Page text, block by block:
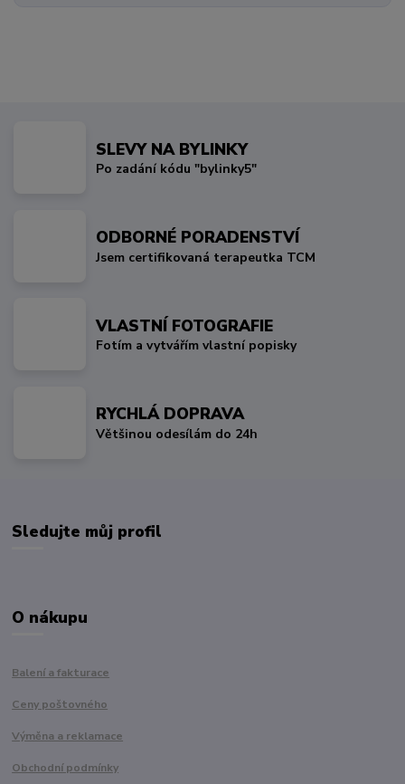
SLEVY NA BYLINKY
Po zadání kódu "bylinky5"
ODBORNÉ PORADENSTVÍ
Jsem certifikovaná terapeutka TCM
VLASTNÍ FOTOGRAFIE
Fotím a vytvářím vlastní popisky
RYCHLÁ DOPRAVA
Většinou odesílám do 24h
Sledujte můj profil
O nákupu
Balení a fakturace
Ceny poštovného
Výměna a reklamace
Obchodní podmínky